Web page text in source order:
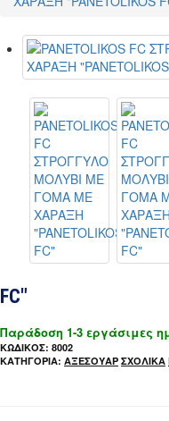
FC"
Παράδοση 1-3 εργάσιμες
ΚΩΔΙΚΟΣ: 8002
ΚΑΤΗΓΟΡΙΑ: ΑΞΕΣΟΥΑΡ ΣΧΟΛΙΚΑ